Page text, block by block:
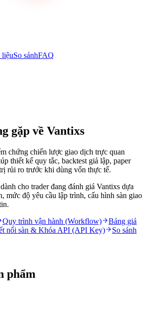
liệuSo sánhFAQ
gặp về Vantixs
chứng chiến lược giao dịch trực quan
thiết kế quy tắc, backtest giả lập, paper
rủi ro trước khi dùng vốn thực tế.
cho trader đang đánh giá Vantixs dựa
mức độ yêu cầu lập trình, cấu hình sàn giao
Quy trình vận hành (Workflow)
Bảng giá
nối sàn & Khóa API (API Key)
So sánh
phẩm